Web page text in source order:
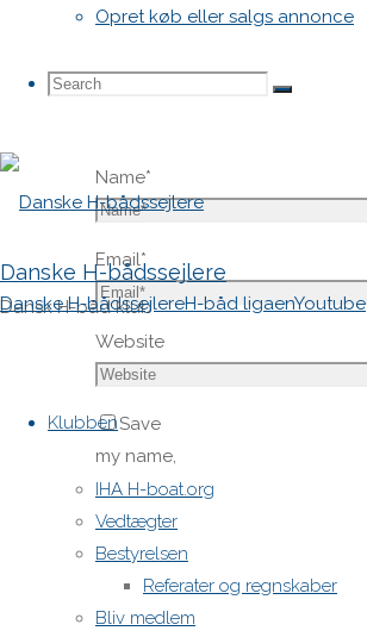
Opret køb eller salgs annonce
Search
Search
Search
Danske H-bådssejlere
Dansk H-båd klub
Danske H-bådssejlereH-båd ligaenYoutube
Klubben
IHA H-boat.org
Vedtægter
Bestyrelsen
Referater og regnskaber
Bliv medlem
Name*
Email*
Website
Save
my name,
email,
and site
URL in my
browser
for next